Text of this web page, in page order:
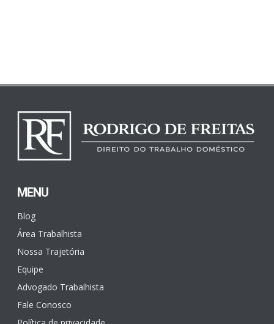
MENU
Blog
Área Trabalhista
Nossa Trajetória
Equipe
Advogado Trabalhista
Fale Conosco